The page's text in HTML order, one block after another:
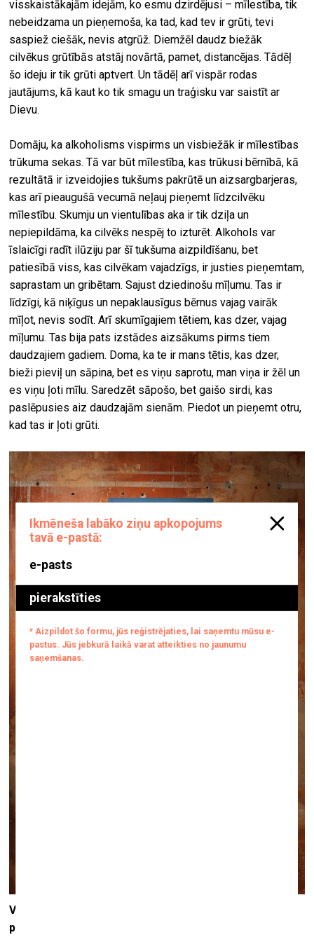
visskaistākajām idejām, ko esmu dzirdējusi – mīlestība, tik
nebeidzama un pieņemoša, ka tad, kad tev ir grūti, tevi
saspiež ciešāk, nevis atgrūž. Diemžēl daudz biežāk
cilvēkus grūtībās atstāj novārtā, pamet, distancējas. Tādēļ
šo ideju ir tik grūti aptvert. Un tādēļ arī vispār rodas
jautājums, kā kaut ko tik smagu un traģisku var saistīt ar
Dievu.
Domāju, ka alkoholisms vispirms un visbiežāk ir mīlestības
trūkuma sekas. Tā var būt mīlestība, kas trūkusi bērnībā, kā
rezultātā ir izveidojies tukšums pakrūtē un aizsargbarjeras,
kas arī pieaugušā vecumā neļauj pieņemt līdzcilvēku
mīlestību. Skumju un vientulības aka ir tik dziļa un
nepiepildāma, ka cilvēks nespēj to izturēt. Alkohols var
īslaicīgi radīt ilūziju par šī tukšuma aizpildīšanu, bet
patiesībā viss, kas cilvēkam vajadzīgs, ir justies pieņemtam,
saprastam un gribētam. Sajust dziedinošu mīļumu. Tas ir
līdzīgi, kā niķīgus un nepaklausīgus bērnus vajag vairāk
mīļot, nevis sodīt. Arī skumīgajiem tētiem, kas dzer, vajag
mīļumu. Tas bija pats izstādes aizsākums pirms tiem
daudzajiem gadiem. Doma, ka te ir mans tētis, kas dzer,
bieži pieviļ un sāpina, bet es viņu saprotu, man viņa ir žēl un
es viņu ļoti mīlu. Saredzēt sāpošo, bet gaišo sirdi, kas
paslēpusies aiz daudzajām sienām. Piedot un pieņemt otru,
kad tas ir ļoti grūti.
Vai tu varētu nedaudz pastāstīt par savu radošo
procesu – kā nonāc pie konkrētas tēmas un kā tiek